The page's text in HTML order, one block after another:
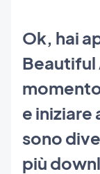
Ok, hai
Beautiful
e iniziare
sono
più